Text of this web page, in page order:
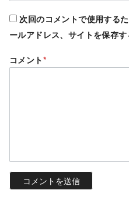
次回のコメントで使用する
ールアドレス、サイトを保存す
コメント*